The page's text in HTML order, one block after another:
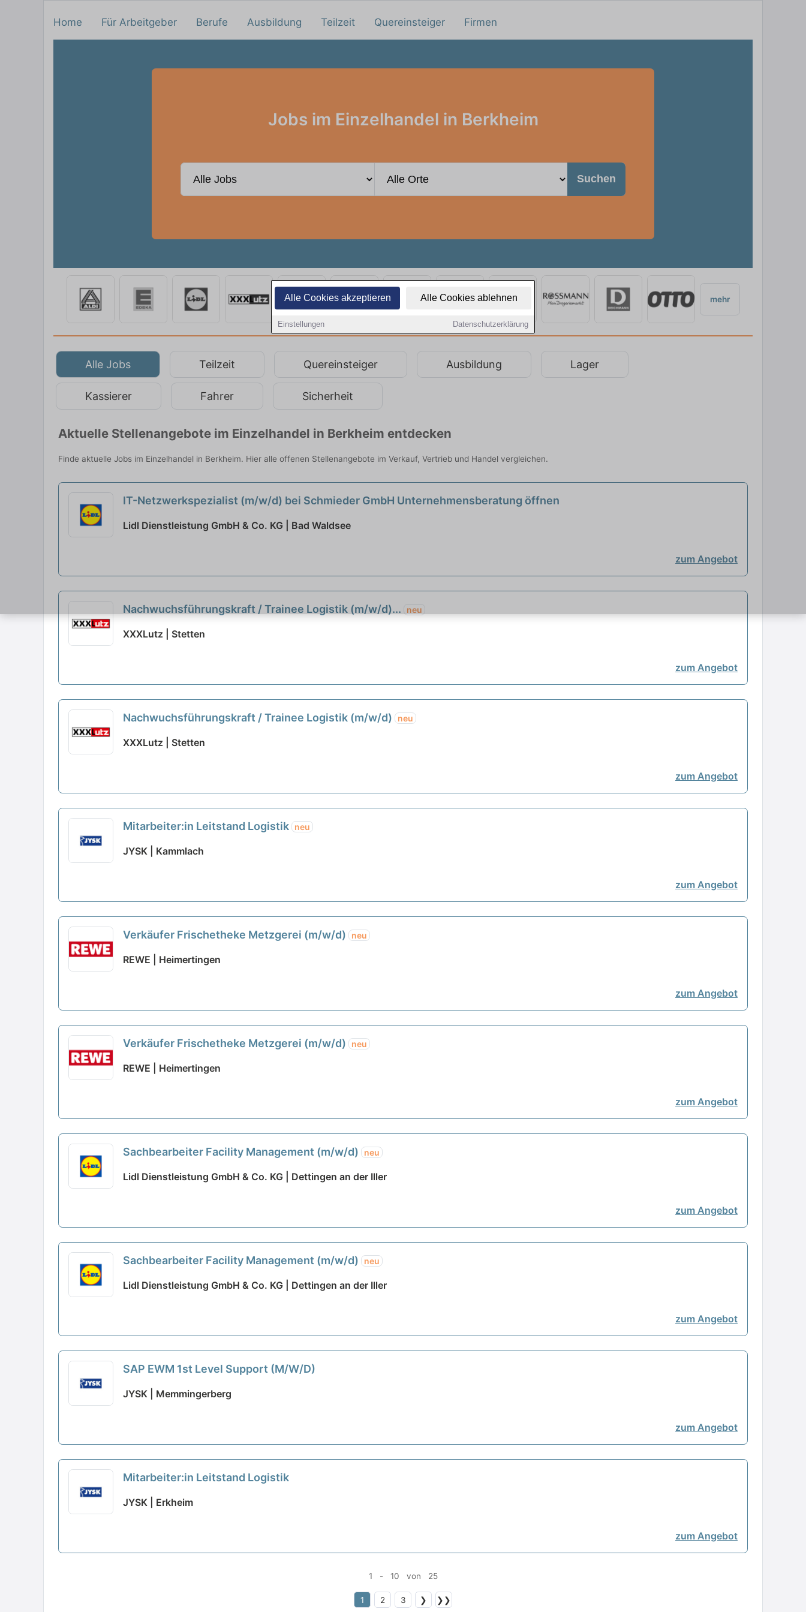
Alle Cookies akzeptieren Alle Cookies ablehnen
Einstellungen Datenschutzerklärung
Home Für Arbeitgeber Berufe Ausbildung Teilzeit Quereinsteiger Firmen
Jobs im Einzelhandel in Berkheim
Suchen
mehr
Alle Jobs Teilzeit Quereinsteiger Ausbildung Lager
Kassierer Fahrer Sicherheit
Aktuelle Stellenangebote im Einzelhandel in Berkheim entdecken
Finde aktuelle Jobs im Einzelhandel in Berkheim. Hier alle offenen Stellenangebote im Verkauf, Vertrieb und Handel vergleichen.
IT-Netzwerkspezialist (m/w/d) bei Schmieder GmbH Unternehmensberatung öffnen
Lidl Dienstleistung GmbH & Co. KG | Bad Waldsee
zum Angebot
Nachwuchsführungskraft / Trainee Logistik (m/w/d)... neu
XXXLutz | Stetten
zum Angebot
Nachwuchsführungskraft / Trainee Logistik (m/w/d) neu
XXXLutz | Stetten
zum Angebot
Mitarbeiter:in Leitstand Logistik neu
JYSK | Kammlach
zum Angebot
Verkäufer Frischetheke Metzgerei (m/w/d) neu
REWE | Heimertingen
zum Angebot
Verkäufer Frischetheke Metzgerei (m/w/d) neu
REWE | Heimertingen
zum Angebot
Sachbearbeiter Facility Management (m/w/d) neu
Lidl Dienstleistung GmbH & Co. KG | Dettingen an der Iller
zum Angebot
Sachbearbeiter Facility Management (m/w/d) neu
Lidl Dienstleistung GmbH & Co. KG | Dettingen an der Iller
zum Angebot
SAP EWM 1st Level Support (M/W/D)
JYSK | Memmingerberg
zum Angebot
Mitarbeiter:in Leitstand Logistik
JYSK | Erkheim
zum Angebot
1 - 10 von 25
1 2 3 ❯ ❯❯